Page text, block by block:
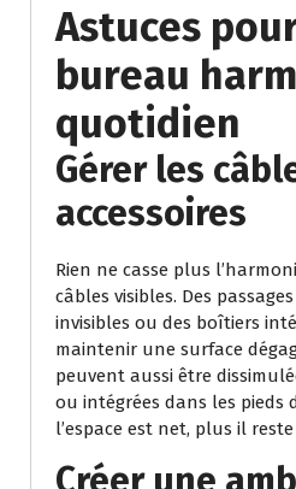
Astuces
bureau
quotidien
Gérer les
accessoires
Rien ne casse plus
câbles visibles. Des
invisibles ou des boîtiers
maintenir une surface
peuvent aussi être
ou intégrées dans les pieds
l’espace est net, plus il